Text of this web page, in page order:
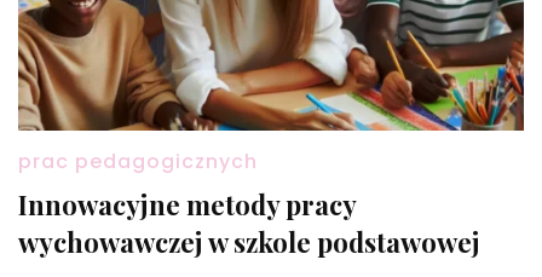
prac pedagogicznych
Innowacyjne metody pracy
wychowawczej w szkole podstawowej